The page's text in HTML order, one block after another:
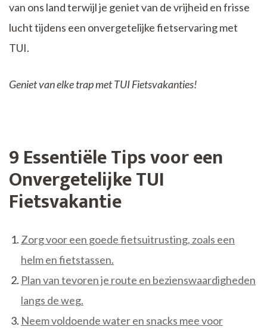
van ons land terwijl je geniet van de vrijheid en frisse
lucht tijdens een onvergetelijke fietservaring met
TUI.
Geniet van elke trap met TUI Fietsvakanties!
9 Essentiële Tips voor een
Onvergetelijke TUI
Fietsvakantie
Zorg voor een goede fietsuitrusting, zoals een
helm en fietstassen.
Plan van tevoren je route en bezienswaardigheden
langs de weg.
Neem voldoende water en snacks mee voor